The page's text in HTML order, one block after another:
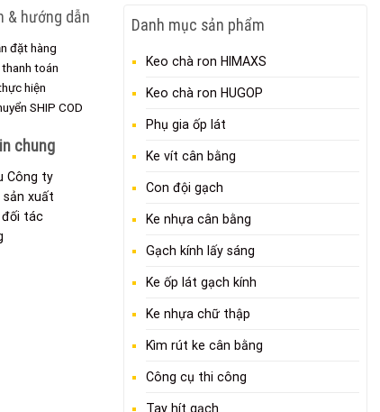
& hướng dẫn
đặt hàng
toán
hiện
SHIP COD
chung
Công ty
sản xuất
đối tác
Danh mục sản phẩm
Keo chà ron HIMAXS
Keo chà ron HUGOP
Phụ gia ốp lát
Ke vít cân bằng
Con đội gạch
Ke nhựa cân bằng
Gạch kính lấy sáng
Ke ốp lát gạch kính
Ke nhựa chữ thập
Kìm rút ke cân bằng
Công cụ thi công
Tay hít gạch